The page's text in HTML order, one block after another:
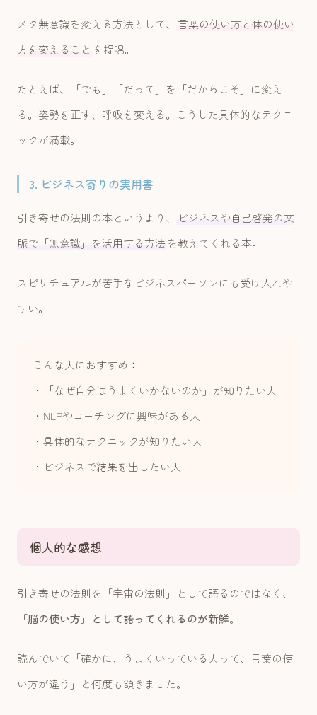
メタ無意識を変える方法として、
言葉の使い方と体の使い
方を変えること を提唱。
たとえば、「でも」「だって」を「だからこそ」に変え
る。姿勢を正す、呼吸を変える。こうした具体的なテクニ
ックが満載。
3. ビジネス寄りの実用書
引き寄せの法則の本というより、
ビジネスや自己啓発の文
脈で「無意識」を活用する方法を教えてくれる本。
スピリチュアルが苦手なビジネスパーソンにも受け入れや
すい。
こんな人におすすめ：
・「なぜ自分はうまくいかないのか」が知りたい人
・NLPやコーチングに興味がある人
・具体的なテクニックが知りたい人
・ビジネスで結果を出したい人
個人的な感想
引き寄せの法則を「宇宙の法則」として語るのではなく、
「脳の使い方」として語ってくれるのが新鮮。
読んでいて「確かに、うまくいっている人って、言葉の使
い方が違う」と何度も頷きました。